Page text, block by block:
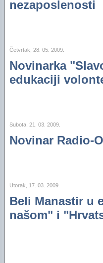
nezaposlenosti
Četvrtak, 28. 05. 2009.
Novinarka
edukaciji
Subota, 21. 03. 2009.
Novinar Radio-
Utorak, 17. 03. 2009.
Beli Manastir u
našom" i